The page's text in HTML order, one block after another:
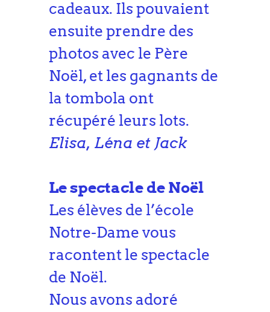
cadeaux. Ils pouvaient
ensuite prendre des
photos avec le Père
Noël, et les gagnants de
la tombola ont
récupéré leurs lots.
Elisa, Léna et Jack
Le spectacle de Noël
Les élèves de l’école
Notre-Dame vous
racontent le spectacle
de Noël.
Nous avons adoré